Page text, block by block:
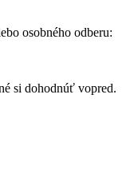
osobného odberu:
si dohodnúť vopred.